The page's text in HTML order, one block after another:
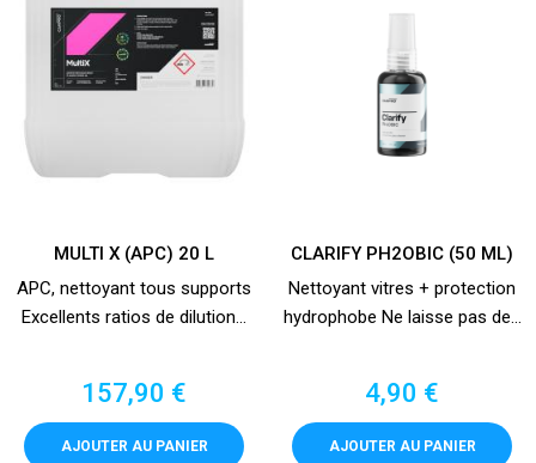
MULTI X (APC) 20 L
APC, nettoyant tous supports
Excellents ratios de dilution...
Prix
157,90 €
AJOUTER AU PANIER
CLARIFY PH2OBIC (50 ML)
Nettoyant vitres + protection
hydrophobe Ne laisse pas de...
Prix
4,90 €
AJOUTER AU PANIER